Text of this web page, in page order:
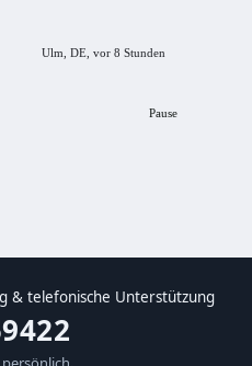
Ulm, DE, vor 8 Stunden
Pause
& telefonische Unterstützung